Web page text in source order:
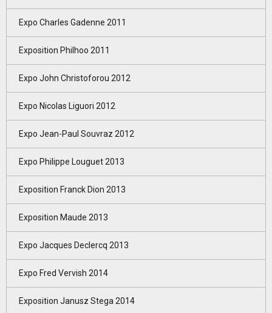
Expo Charles Gadenne 2011
Exposition Philhoo 2011
Expo John Christoforou 2012
Expo Nicolas Liguori 2012
Expo Jean-Paul Souvraz 2012
Expo Philippe Louguet 2013
Exposition Franck Dion 2013
Exposition Maude 2013
Expo Jacques Declercq 2013
Expo Fred Vervish 2014
Exposition Janusz Stega 2014